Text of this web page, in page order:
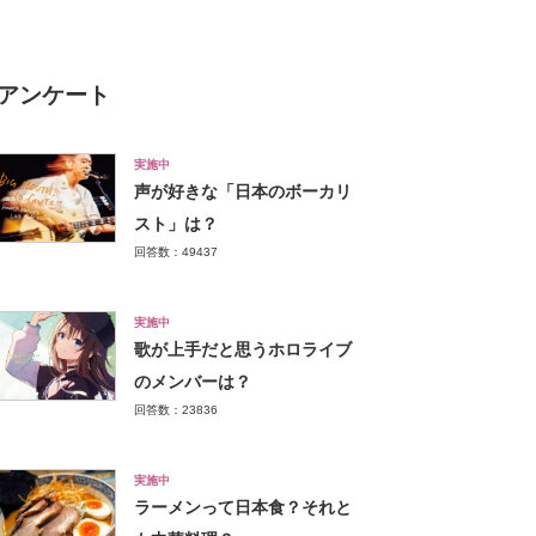
アンケート
実施中
声が好きな「日本のボーカリ
スト」は？
回答数：49437
実施中
歌が上手だと思うホロライブ
のメンバーは？
回答数：23836
実施中
ラーメンって日本食？それと